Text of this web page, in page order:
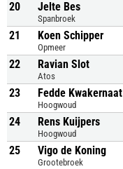
20 Jelte Bes
Spanbroek
21 Koen Schipper
Opmeer
22 Ravian Slot
Atos
23 Fedde Kwakernaat
Hoogwoud
24 Rens Kuijpers
Hoogwoud
25 Vigo de Koning
Grootebroek